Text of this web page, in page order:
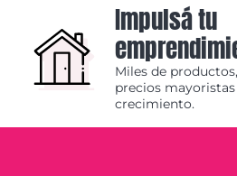
Impulsá tu
Miles de
precios
crecimiento.